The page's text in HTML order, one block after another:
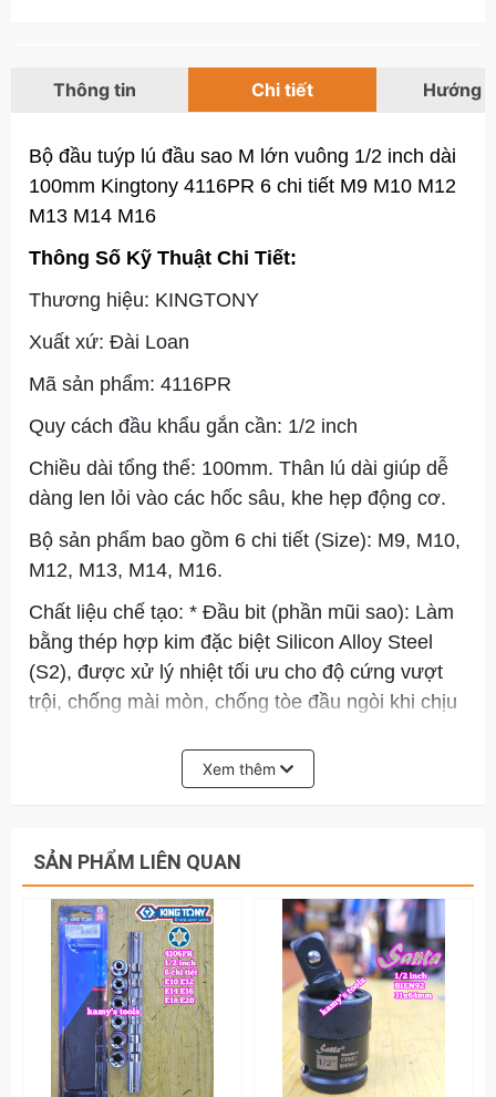
Thông tin Chi tiết Hướng
Bộ đầu tuýp lú đầu sao M lớn vuông 1/2 inch dài
100mm Kingtony 4116PR 6 chi tiết M9 M10 M12
M13 M14 M16
Thông Số Kỹ Thuật Chi Tiết:
Thương hiệu: KINGTONY
Xuất xứ: Đài Loan
Mã sản phẩm: 4116PR
Quy cách đầu khẩu gắn cần: 1/2 inch
Chiều dài tổng thể: 100mm. Thân lú dài giúp dễ
dàng len lỏi vào các hốc sâu, khe hẹp động cơ.
Bộ sản phẩm bao gồm 6 chi tiết (Size): M9, M10,
M12, M13, M14, M16.
Chất liệu chế tạo: * Đầu bit (phần mũi sao): Làm
bằng thép hợp kim đặc biệt Silicon Alloy Steel
(S2), được xử lý nhiệt tối ưu cho độ cứng vượt
trội, chống mài mòn, chống tòe đầu ngòi khi chịu
Thân tuýp (khẩu ngậm): Làm bằng thép Chrome
Đặc điểm nhận diện: Vòng cao su màu đỏ - xanh
đặc trưng của nhà Kingtony chống trượt, dập nổi
logo thương hiệu và thông số kích thước rõ ràng
trên từng thân khẩu.
Quy cách cố định: Đi kèm thanh cài tuýp bằng
kim loại chắc chắn, giúp bảo quản gọn gàng,
tránh thất lạc.
Xem thêm
SẢN PHẨM LIÊN QUAN